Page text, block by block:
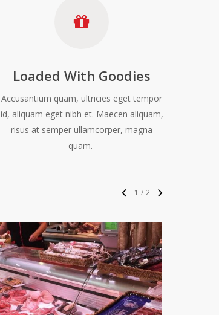
Loaded With Goodies
Accusantium quam, ultricies eget tempor
id, aliquam eget nibh et. Maecen aliquam,
risus at semper ullamcorper, magna
quam.
1 / 2